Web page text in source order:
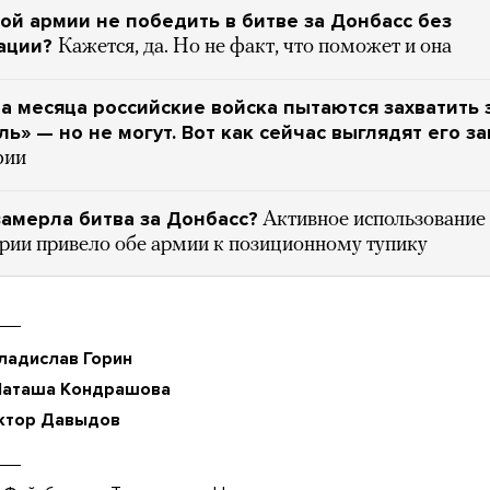
армии не победить в битве за Донбасс без
Кажется, да. Но не факт, что поможет и она
месяца российские войска пытаются захватить
— но не могут. Вот как сейчас выглядят его
битва за Донбасс? Активное
привело обе армии к позиционному тупику
Горин
Кондрашова
Давыдов